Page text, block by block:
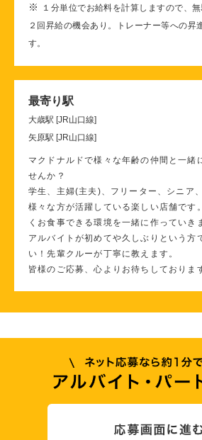
※
１分単位でお給料を計算しますので、
２回昇給の機会あり。トレーナー等への昇
す。
最寄り駅
大歳駅 [JR山口線]
矢原駅 [JR山口線]
マクドナルドで様々な年齢の仲間と一緒
せんか？
学生、主婦(主夫)、フリーター、シニア
様々な方が活躍している楽しい店舗です
くお食事できる環境を一緒に作っていき
アルバイトが初めてや久しぶりという方
い！先輩クルーが丁寧に教えます。
皆様のご応募、心よりお待ちしておりま